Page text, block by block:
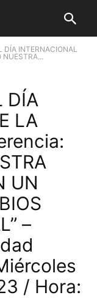
DÍA INTERNACIONAL
DÍA
LA
UN
–
/ Hora: